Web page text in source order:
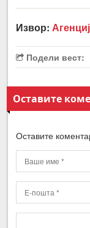
Извор:
Подели вест:
Оставите
Оставите